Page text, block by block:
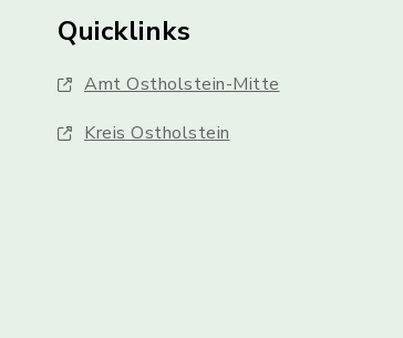
Quicklinks
Amt Ostholstein-Mitte
Kreis Ostholstein